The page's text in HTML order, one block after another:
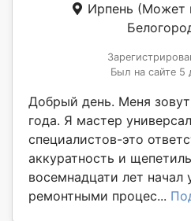
Ирпень (Может
Был на сайте 5
Добрый день. Меня
года. Я мастер
специалистов-это
аккуратность и
восемнадцати лет начал
ремонтными процес...